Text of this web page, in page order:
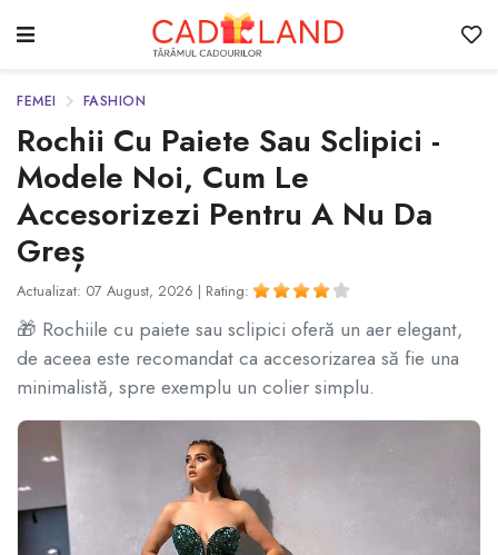
FEMEI FASHION
Rochii Cu Paiete Sau Sclipici -
Modele Noi, Cum Le
Accesorizezi Pentru A Nu Da
Greș
Actualizat: 07 August, 2026 | Rating:
🎁 Rochiile cu paiete sau sclipici oferă un aer elegant,
de aceea este recomandat ca accesorizarea să fie una
minimalistă, spre exemplu un colier simplu.